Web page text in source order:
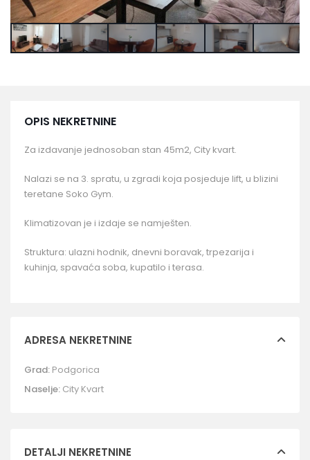
OPIS NEKRETNINE
Za izdavanje jednosoban stan 45m2, City kvart.
Nalazi se na 3. spratu, u zgradi koja posjeduje lift, u blizini
teretane Soko Gym.
Klimatizovan je i izdaje se namješten.
Struktura: ulazni hodnik, dnevni boravak, trpezarija i
kuhinja, spavaća soba, kupatilo i terasa.
ADRESA NEKRETNINE
Grad: Podgorica
Naselje: City Kvart
DETALJI NEKRETNINE